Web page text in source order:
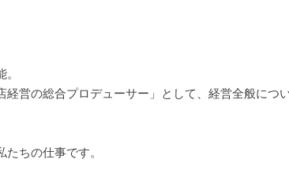
営の総合プロデューサー」として、経営全般につ
ちの仕事です。